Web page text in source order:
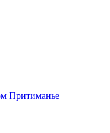
Притиманье